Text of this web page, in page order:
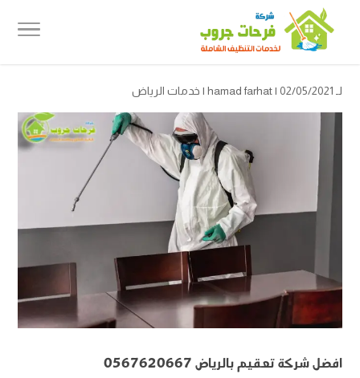
لـ hamad farhat| 02/05/2021 | خدمات الرياض
افضل شركة تعقيم بالرياض 0567620667